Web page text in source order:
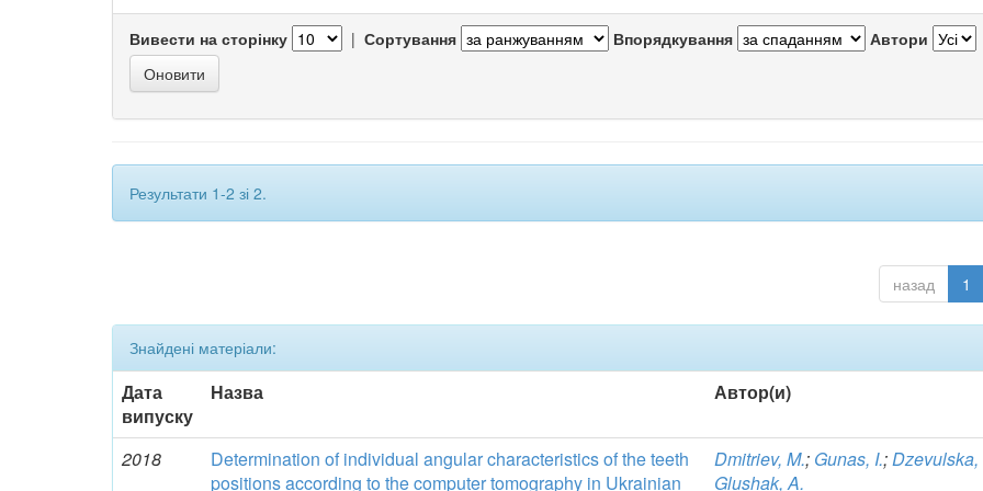
Вивести на сторінку | Сортування Впорядкування Автори
Результати 1-2 зі 2.
назад 1
Знайдені матеріали:
Дата
випуску
Назва Автор(и)
2018
Determination of individual angular characteristics of the teeth
positions according to the computer tomography in Ukrainian
Dmitriev, M.; Gunas, I.;Dzevulska,
Glushak, A.